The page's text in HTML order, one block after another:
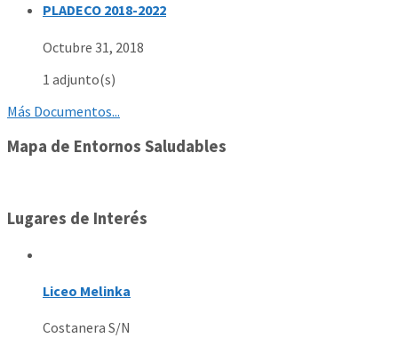
PLADECO 2018-2022
Octubre 31, 2018
1 adjunto(s)
Más Documentos...
Mapa de Entornos Saludables
Lugares de Interés
Liceo Melinka
Costanera S/N